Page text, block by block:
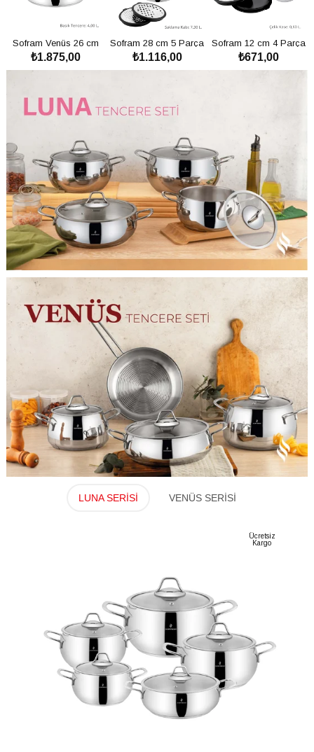
Sofram Venüs 26 cm
Basık Tencere - 4 Litre
₺1.875,00
SEPETE
Sofram 28 cm 5 Parça
Karıştırma ve Saklama
Kabı - 7,30 Litre
₺1.116,00
SEPETE
Sofram 12 cm 4 Parça
Rendeli Saklama Kabı
- 0,60 Litre
₺671,00
SEPETE
LUNA SERİSİ VENÜS SERİSİ
Ücretsiz
Kargo